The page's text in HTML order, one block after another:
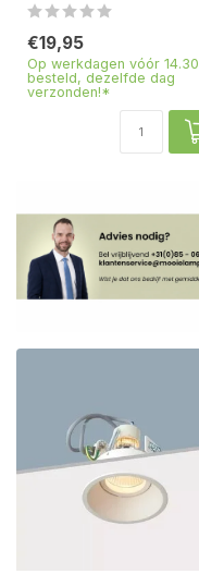
€19,95
Op werkdagen vóór 14.30
besteld, dezelfde dag
verzonden!*